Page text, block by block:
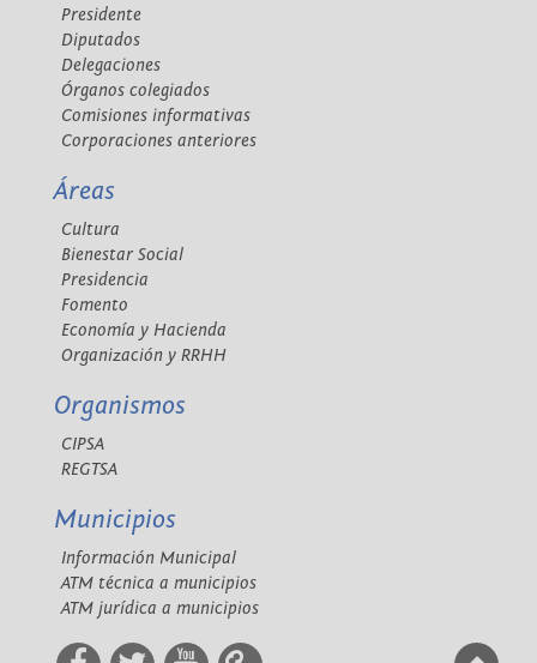
Presidente
Diputados
Delegaciones
Órganos colegiados
Comisiones informativas
Corporaciones anteriores
Áreas
Cultura
Bienestar Social
Presidencia
Fomento
Economía y Hacienda
Organización y RRHH
Organismos
CIPSA
REGTSA
Municipios
Información Municipal
ATM técnica a municipios
ATM jurídica a municipios